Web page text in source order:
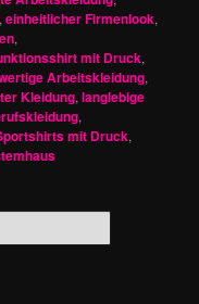
,einheitlicher Firmenlook,
,
mit Druck,
Arbeitskleidung,
Kleidung,langlebige
,
mit Druck,